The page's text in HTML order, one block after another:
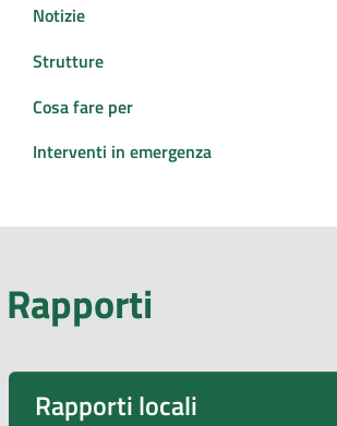
Notizie
Strutture
Cosa fare per
Interventi in emergenza
Rapporti
Rapporti locali